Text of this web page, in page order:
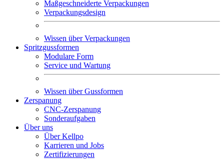
Maßgeschneiderte Verpackungen
Verpackungsdesign
Wissen über Verpackungen
Spritzgussformen
Modulare Form
Service und Wartung
Wissen über Gussformen
Zerspanung
CNC-Zerspanung
Sonderaufgaben
Über uns
Über Kellpo
Karrieren und Jobs
Zertifizierungen